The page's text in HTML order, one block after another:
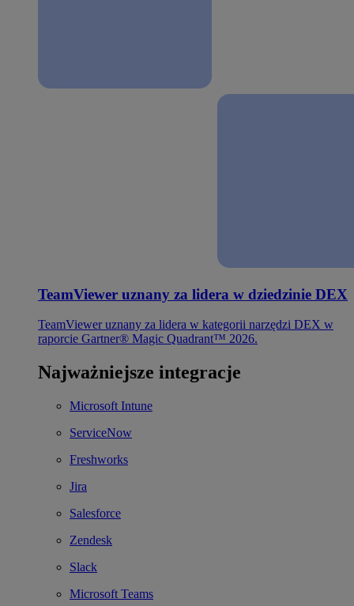
TeamViewer uznany za lidera w dziedzinie DEX
TeamViewer uznany za lidera w kategorii narzędzi DEX w
raporcie Gartner® Magic Quadrant™ 2026.
Najważniejsze integracje
Microsoft Intune
ServiceNow
Freshworks
Jira
Salesforce
Zendesk
Slack
Microsoft Teams